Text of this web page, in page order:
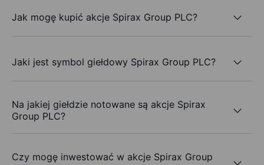
Jak mogę kupić akcje Spirax Group PLC?
Jaki jest symbol giełdowy Spirax Group PLC?
Na jakiej giełdzie notowane są akcje Spirax
Group PLC?
Czy mogę inwestować w akcje Spirax Group